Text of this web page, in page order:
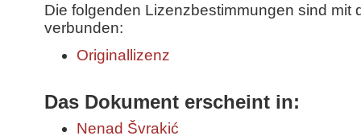
Die folgenden Lizenzbestimmungen sind mit
verbunden:
Originallizenz
Das Dokument erscheint in:
Nenad Švrakić